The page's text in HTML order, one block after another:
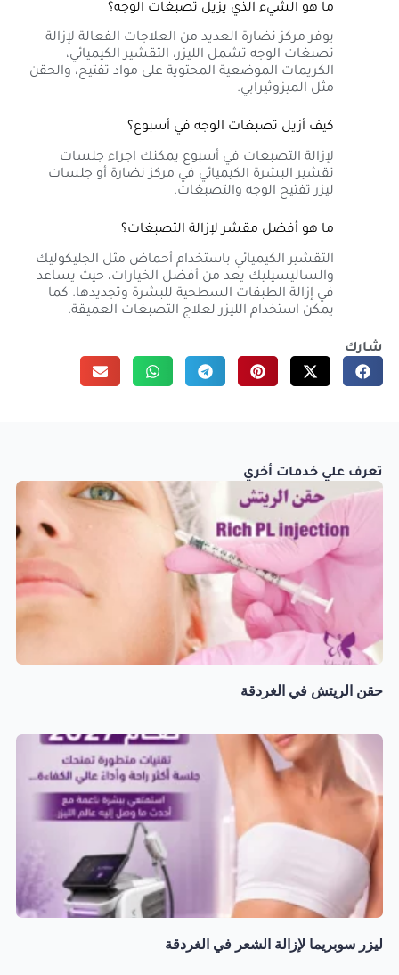
ما هو الشيء الذي يزيل تصبغات الوجه؟
يوفر مركز نضارة العديد من العلاجات الفعالة لإزالة
تصبغات الوجه تشمل الليزر، التقشير الكيميائي،
الكريمات الموضعية المحتوية على مواد تفتيح، والحقن
مثل الميزوثيرابي.
كيف أزيل تصبغات الوجه في أسبوع؟
لإزالة التصبغات في أسبوع يمكنك اجراء جلسات
تقشير البشرة الكيميائي في مركز نضارة أو جلسات
ليزر تفتيح الوجه والتصبغات.
ما هو أفضل مقشر لإزالة التصبغات؟
التقشير الكيميائي باستخدام أحماض مثل الجليكوليك
والساليسيليك يعد من أفضل الخيارات، حيث يساعد
في إزالة الطبقات السطحية للبشرة وتجديدها. كما
يمكن استخدام الليزر لعلاج التصبغات العميقة.
شارك
تعرف علي خدمات أخري
حقن الريتش في الغردقة
ليزر سوبريما لإزالة الشعر في الغردقة